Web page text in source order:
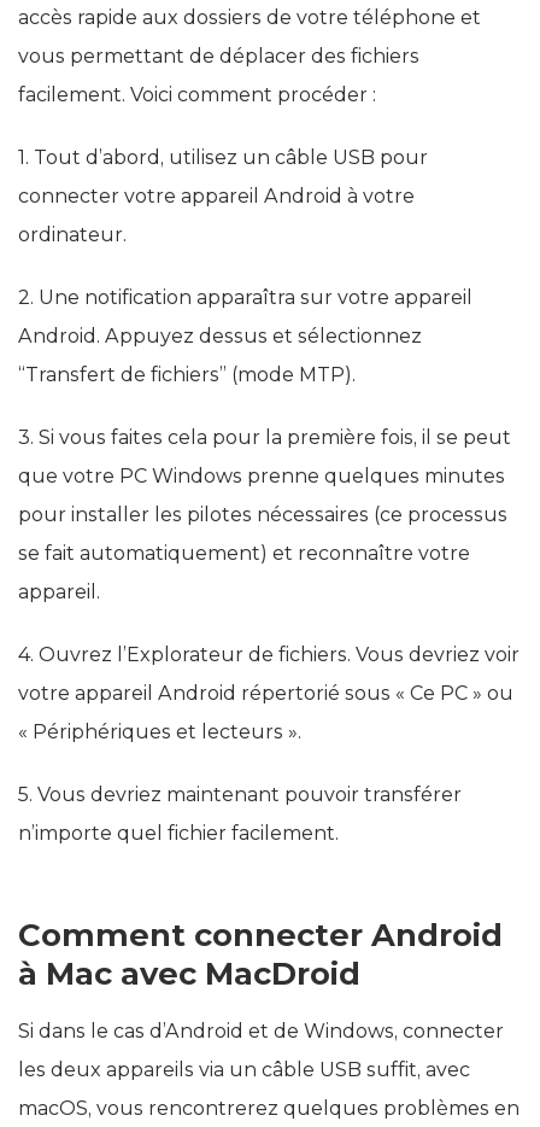
accès rapide aux dossiers de votre téléphone et
vous permettant de déplacer des fichiers
facilement. Voici comment procéder :
1. Tout d’abord, utilisez un câble USB pour
connecter votre appareil Android à votre
ordinateur.
2. Une notification apparaîtra sur votre appareil
Android. Appuyez dessus et sélectionnez
“Transfert de fichiers” (mode MTP).
3. Si vous faites cela pour la première fois, il se peut
que votre PC Windows prenne quelques minutes
pour installer les pilotes nécessaires (ce processus
se fait automatiquement) et reconnaître votre
appareil.
4. Ouvrez l’Explorateur de fichiers. Vous devriez voir
votre appareil Android répertorié sous « Ce PC » ou
« Périphériques et lecteurs ».
5. Vous devriez maintenant pouvoir transférer
n’importe quel fichier facilement.
Comment connecter Android
à Mac avec MacDroid
Si dans le cas d’Android et de Windows, connecter
les deux appareils via un câble USB suffit, avec
macOS, vous rencontrerez quelques problèmes en